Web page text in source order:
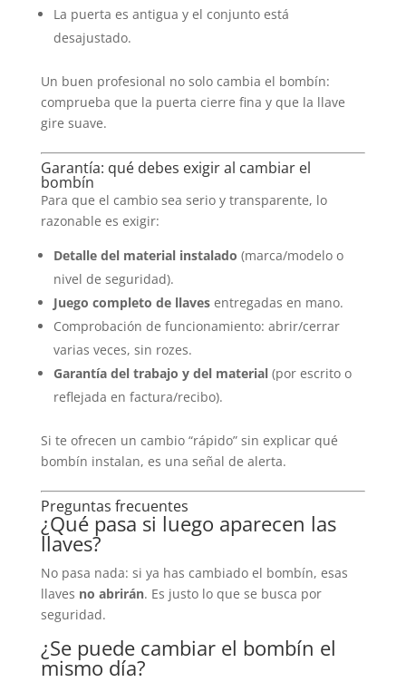
La puerta es antigua y el conjunto está
desajustado.
Un buen profesional no solo cambia el bombín:
comprueba que la puerta cierre fina y que la llave
gire suave.
Garantía: qué debes exigir al cambiar el
bombín
Para que el cambio sea serio y transparente, lo
razonable es exigir:
Detalle del material instalado (marca/modelo o
nivel de seguridad).
Juego completo de llavesentregadas en mano.
Comprobación de funcionamiento: abrir/cerrar
varias veces, sin rozes.
Garantía del trabajo y del material(por escrito o
reflejada en factura/recibo).
Si te ofrecen un cambio “rápido” sin explicar qué
bombín instalan, es una señal de alerta.
Preguntas frecuentes
¿Qué pasa si luego aparecen las
llaves?
No pasa nada: si ya has cambiado el bombín, esas
llaves no abrirán. Es justo lo que se busca por
seguridad.
¿Se puede cambiar el bombín el
mismo día?